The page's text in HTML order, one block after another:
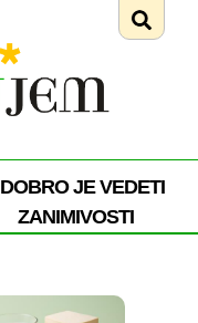
DOBRO JE VEDETI
ZANIMIVOSTI